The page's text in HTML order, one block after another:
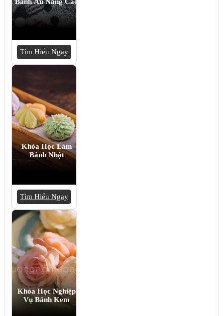
Tìm Hiểu Ngay
Khóa Học Làm
Bánh Nhật
Tìm Hiểu Ngay
Khóa Học Nghiệp
Vụ Bánh Kem